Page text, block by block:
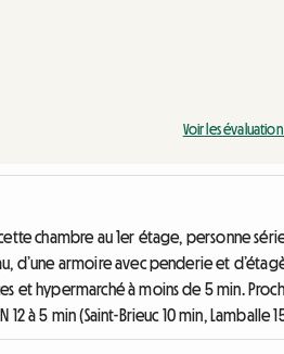
Voir les
chambre au 1er étage, personne
d’une armoire avec penderie et
et hypermarché à moins de 5 min.
12 à 5 min (Saint-Brieuc 10 min, Lamballe